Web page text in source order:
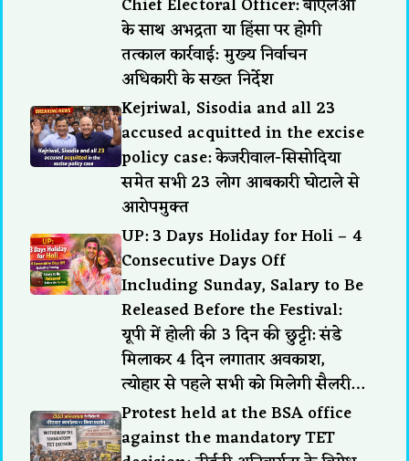
के साथ अभद्रता या हिंसा पर होगी
तत्काल कार्रवाई: मुख्य निर्वाचन
अधिकारी के सख्त निर्देश
Kejriwal, Sisodia and all 23
accused acquitted in the excise
policy case: केजरीवाल-सिसोदिया
समेत सभी 23 लोग आबकारी घोटाले से
आरोपमुक्त
UP: 3 Days Holiday for Holi – 4
Consecutive Days Off
Including Sunday, Salary to Be
Released Before the Festival:
यूपी में होली की 3 दिन की छुट्टी: संडे
मिलाकर 4 दिन लगातार अवकाश,
त्योहार से पहले सभी को मिलेगी सैलरी…
Protest held at the BSA office
against the mandatory TET